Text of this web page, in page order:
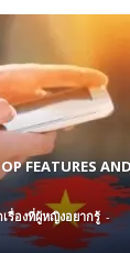
FEATURES
รื่องที่ผู้หญิงอยากรู้ -